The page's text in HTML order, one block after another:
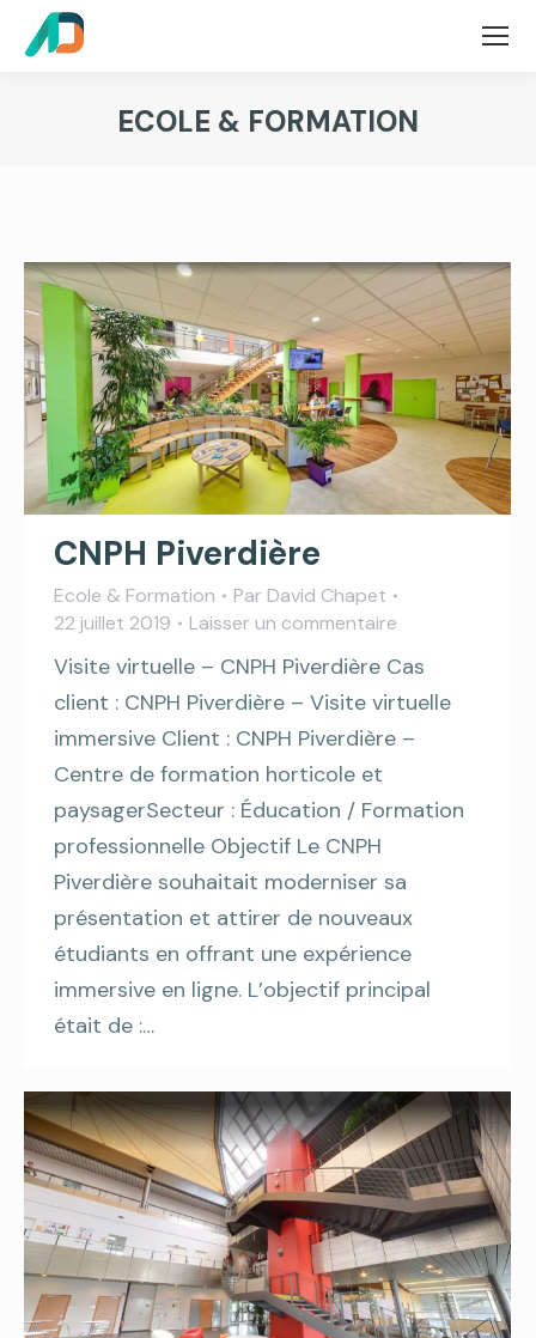
ECOLE & FORMATION
CNPH Piverdière
Ecole & Formation Par David Chapet
22 juillet 2019
Laisser un commentaire
Visite virtuelle – CNPH Piverdière Cas
client : CNPH Piverdière – Visite virtuelle
immersive Client : CNPH Piverdière –
Centre de formation horticole et
paysagerSecteur : Éducation / Formation
professionnelle Objectif Le CNPH
Piverdière souhaitait moderniser sa
présentation et attirer de nouveaux
étudiants en offrant une expérience
immersive en ligne. L’objectif principal
était de :…